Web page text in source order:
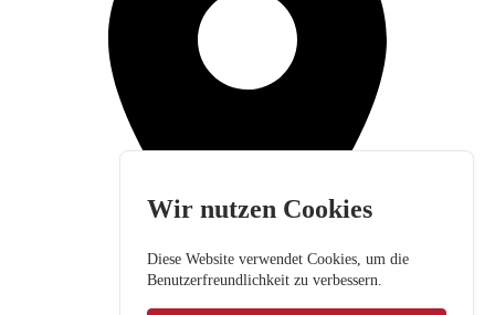
Wir nutzen Cookies
Diese Website verwendet Cookies, um die
Benutzerfreundlichkeit zu verbessern.